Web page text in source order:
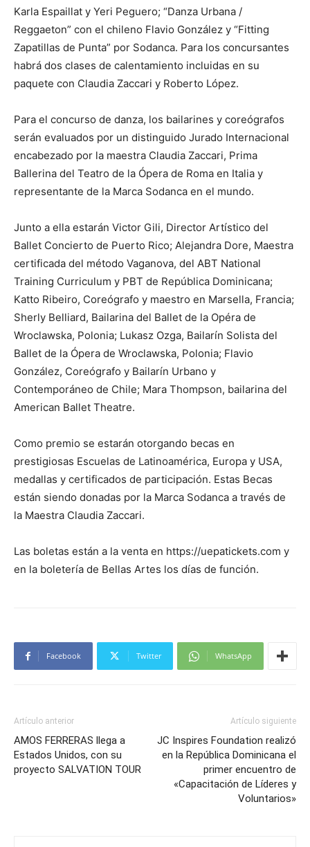
Karla Espaillat y Yeri Peguero; “Danza Urbana /
Reggaeton” con el chileno Flavio González y “Fitting
Zapatillas de Punta” por Sodanca. Para los concursantes
habrá dos clases de calentamiento incluidas en su
paquete con Claudia Zaccari y Roberto López.
Para el concurso de danza, los bailarines y coreógrafos
serán evaluados por un distinguido Jurado Internacional
encabezado por la maestra Claudia Zaccari, Prima
Ballerina del Teatro de la Ópera de Roma en Italia y
representante de la Marca Sodanca en el mundo.
Junto a ella estarán Victor Gili, Director Artístico del
Ballet Concierto de Puerto Rico; Alejandra Dore, Maestra
certificada del método Vaganova, del ABT National
Training Curriculum y PBT de República Dominicana;
Katto Ribeiro, Coreógrafo y maestro en Marsella, Francia;
Sherly Belliard, Bailarina del Ballet de la Opéra de
Wroclawska, Polonia; Lukasz Ozga, Bailarín Solista del
Ballet de la Ópera de Wroclawska, Polonia; Flavio
González, Coreógrafo y Bailarín Urbano y
Contemporáneo de Chile; Mara Thompson, bailarina del
American Ballet Theatre.
Como premio se estarán otorgando becas en
prestigiosas Escuelas de Latinoamérica, Europa y USA,
medallas y certificados de participación. Estas Becas
están siendo donadas por la Marca Sodanca a través de
la Maestra Claudia Zaccari.
Las boletas están a la venta en https://uepatickets.com y
en la boletería de Bellas Artes los días de función.
Facebook Twitter WhatsApp
Artículo anterior
AMOS FERRERAS llega a
Estados Unidos, con su
proyecto SALVATION TOUR
Artículo siguiente
JC Inspires Foundation realizó
en la República Dominicana el
primer encuentro de
«Capacitación de Líderes y
Voluntarios»